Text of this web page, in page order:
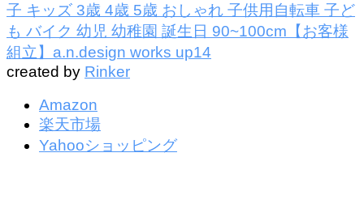
子 キッズ 3歳 4歳 5歳 おしゃれ 子供用自転車 子ど
も バイク 幼児 幼稚園 誕生日 90~100cm【お客様
組立】a.n.design works up14
created by Rinker
Amazon
楽天市場
Yahooショッピング